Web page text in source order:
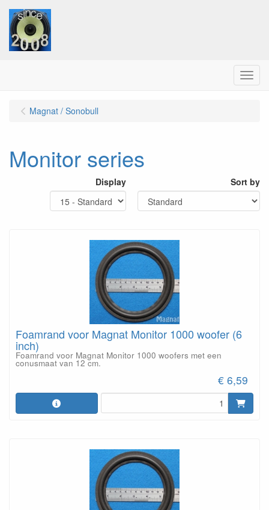
Menu
Magnat / Sonobull
Monitor series
Display Sort by
Foamrand voor Magnat Monitor 1000 woofer (6
inch)
Foamrand voor Magnat Monitor 1000 woofers met een
conusmaat van 12 cm.
€ 6,59